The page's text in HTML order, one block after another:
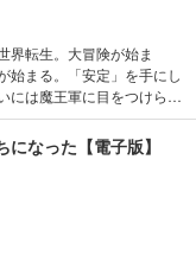
界転生。大冒険が始ま
まる。「安定」を手にし
には魔王軍に目をつけら
編『アクア先生』を特別
なった【電子版】